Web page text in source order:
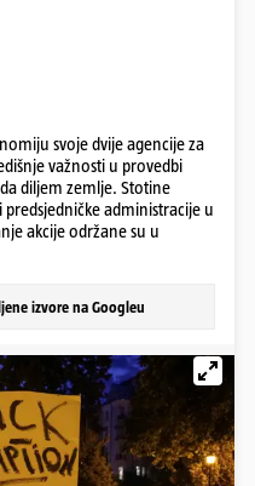
svoje dvije agencije za
važnosti u provedbi
diljem zemlje. Stotine
administracije u
akcije održane su u
izvore na Googleu